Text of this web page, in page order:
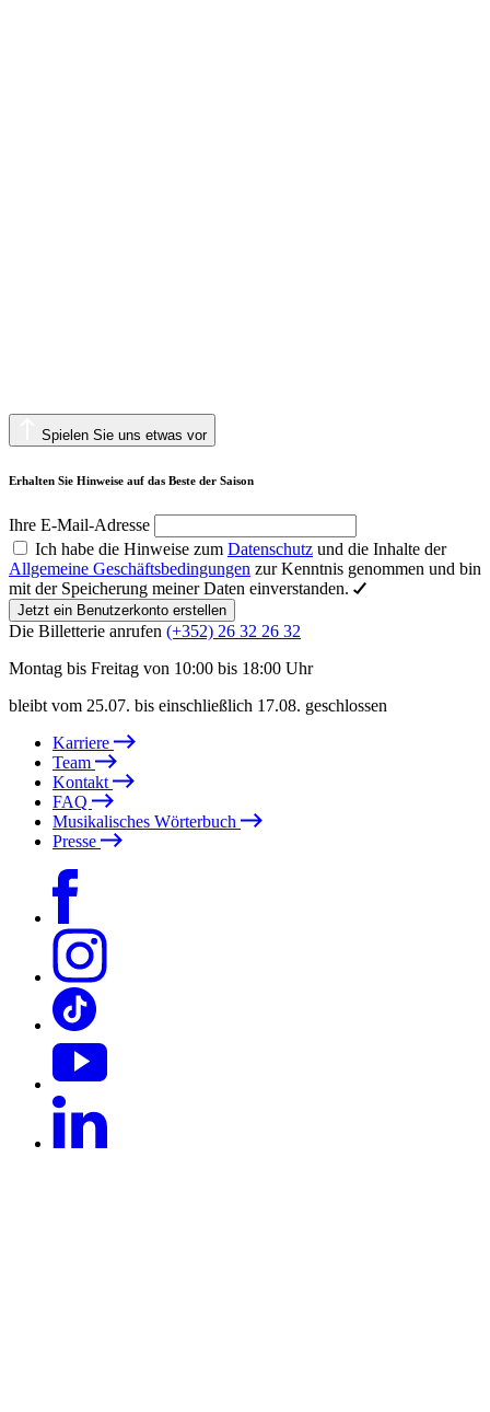
Spielen Sie uns etwas vor
Erhalten Sie Hinweise auf das Beste der Saison
Ihre E-Mail-Adresse
Ich habe die Hinweise zum Datenschutz und die Inhalte der
Allgemeine Geschäftsbedingungen zur Kenntnis genommen und bin
mit der Speicherung meiner Daten einverstanden.
Jetzt ein Benutzerkonto erstellen
Die Billetterie anrufen (+352) 26 32 26 32
Montag bis Freitag von 10:00 bis 18:00 Uhr
bleibt vom 25.07. bis einschließlich 17.08. geschlossen
Karriere
Team
Kontakt
FAQ
Musikalisches Wörterbuch
Presse